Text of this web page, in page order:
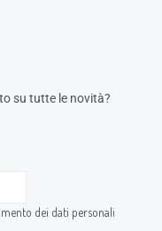
su tutte le novità?
dei dati personali